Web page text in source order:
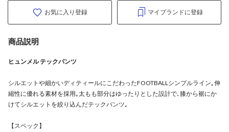
お気に入り登録 マイブランドに登録
商品説明
ヒュンメル テックパンツ
シルエットや細かいディティールにこだわったFOOTBALLシンプルライン｡伸
縮性に優れる素材を採用｡太もも部分はゆったりとした設計で､膝から裾にか
けてシルエットを絞り込んだテックパンツ｡
【スペック】